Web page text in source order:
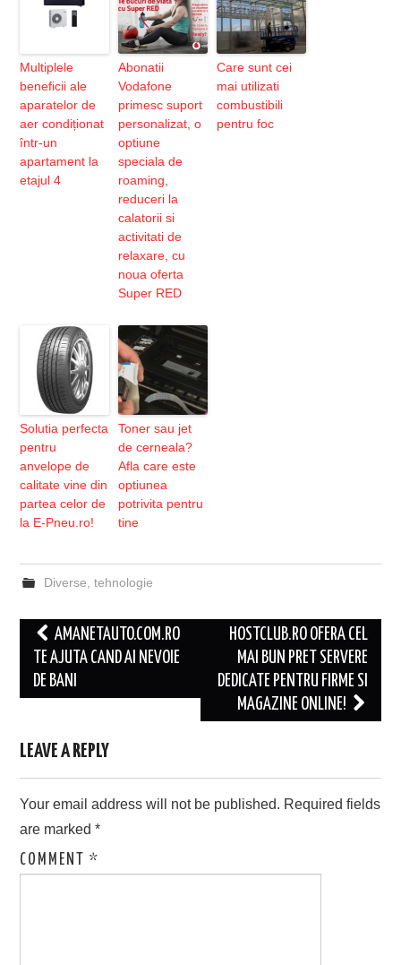
Multiplele
beneficii ale
aparatelor de
aer condiționat
într-un
apartament la
etajul 4
Abonatii
Vodafone
primesc suport
personalizat, o
optiune
speciala de
roaming,
reduceri la
calatorii si
activitati de
relaxare, cu
noua oferta
Super RED
Care sunt cei
mai utilizati
combustibili
pentru foc
Solutia perfecta
pentru
anvelope de
calitate vine din
partea celor de
la E-Pneu.ro!
Toner sau jet
de cerneala?
Afla care este
optiunea
potrivita pentru
tine
Diverse tehnologie
Post
navigation
AMANETAUTO.COM.RO
TE AJUTA CAND AI NEVOIE
DE BANI
HOSTCLUB.RO OFERA CEL
MAI BUN PRET SERVERE
DEDICATE PENTRU FIRME SI
MAGAZINE ONLINE!
LEAVE A REPLY
Your email address will not be published. Required fields
are marked*
COMMENT*